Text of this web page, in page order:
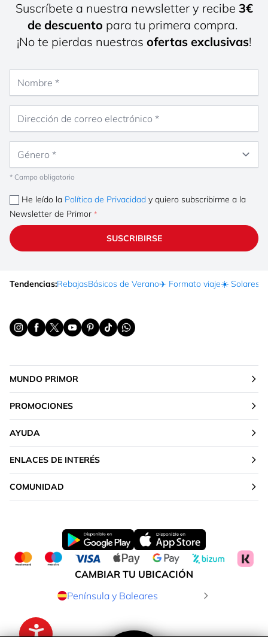
Suscríbete a nuestra newsletter y recibe 3€
de descuento para tu primera compra.
¡No te pierdas nuestras ofertas exclusivas!
* Campo obligatorio
He leído la Política de Privacidad y quiero subscribirme a la
Newsletter de Primor
SUSCRIBIRSE
Tendencias:RebajasBásicos de Verano✈️ Formato viaje☀️ Solares
MUNDO PRIMOR
PROMOCIONES
AYUDA
ENLACES DE INTERÉS
COMUNIDAD
CAMBIAR TU UBICACIÓN
Península y Baleares